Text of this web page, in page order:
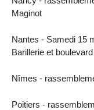
Maginot
Nantes - Samedi 15
Barillerie et
Nîmes -
Poitiers -